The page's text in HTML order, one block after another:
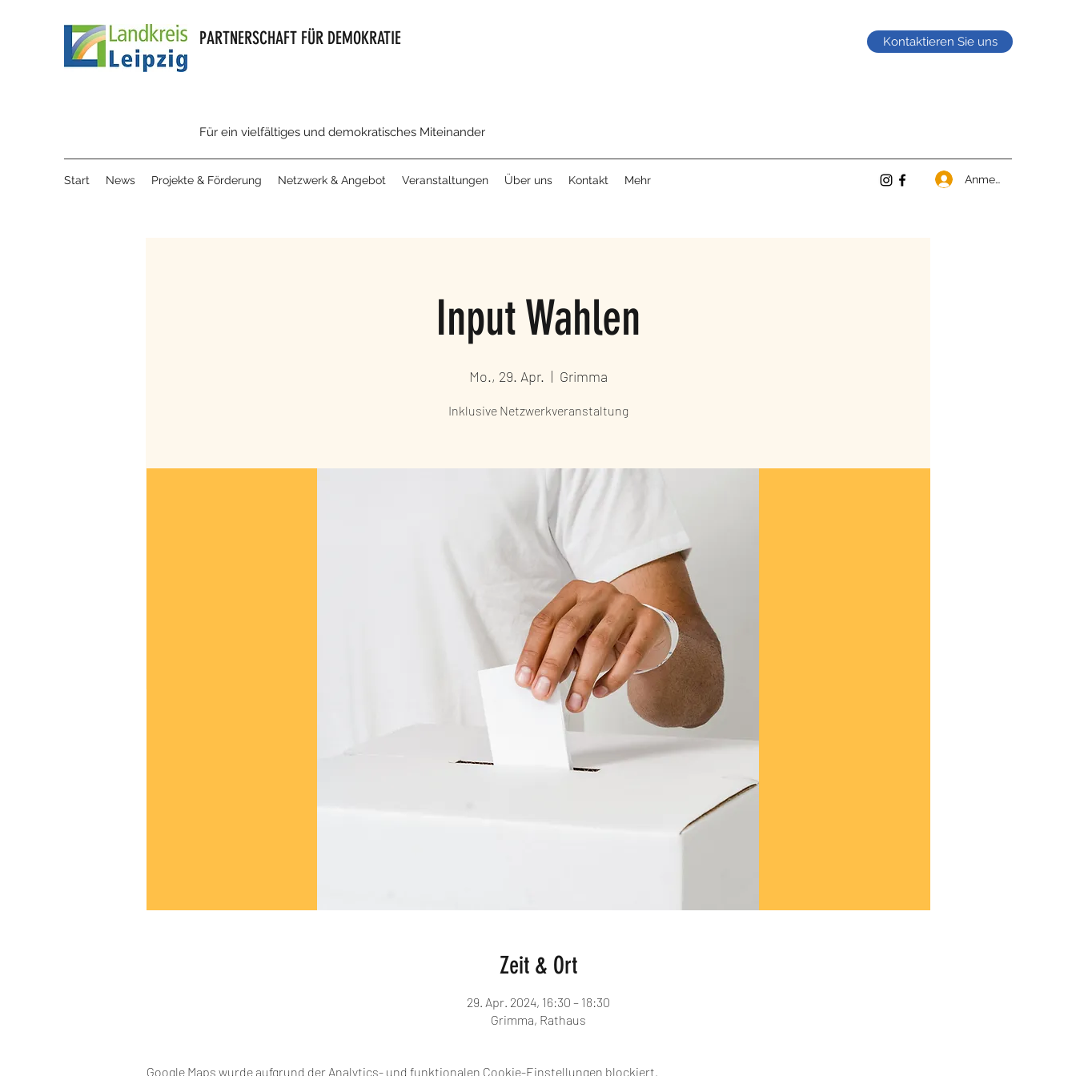
PARTNERSCHAFT FÜR DEMOKRATIE
Für ein vielfältiges und demokratisches Miteinander
Kontaktieren Sie uns
Start News Projekte & Förderung Netzwerk & Angebot Veranstaltungen Über uns Kontakt Mehr Anmelden
Input Wahlen
Mo., 29. Apr.
  |
Grimma
Inklusive Netzwerkveranstaltung
Zeit & Ort
29. Apr. 2024, 16:30 – 18:30
Grimma, Rathaus
Google Maps wurde aufgrund der Analytics- und funktionalen Cookie-Einstellungen blockiert.